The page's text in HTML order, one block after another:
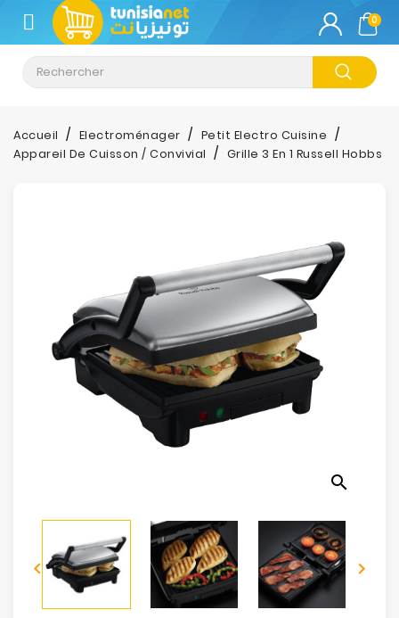
CATÉGORIE
Climatisation
Informatique
Son-
Sécurité
Mobilités
0
Accueil Electroménager
Petit Electro Cuisine
Appareil De Cuisson / Convivial
Grille 3 En 1 Russell Hobbs
search
 